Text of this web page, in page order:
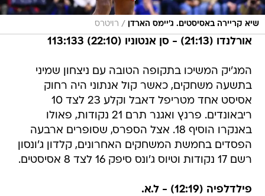
שיא קריירה באסיסטים. ג'יימס הארדן / רויטרס
אורלנדו (21:13) - סן אנטוניו (22:10) 113:133
המג'יק המשיכו בתקופה הטובה עם ניצחון שמיני
בתשעה משחקים, כאשר קול אנתוני היה רחוק
אסיסט אחד מטריפל דאבל וקלע 23 לצד 10
ריבאונדים. פרנץ ואגנר תרם 21 נקודות, פאולו
באנקרו הוסיף 18. אצל הספרס, שסופרים ארבעה
הפסדים בחמשת המשחקים האחרונים, קלדון ג'ונסון
רשם 17 נקודות וטיוס ג'ונס סיפק 16 לצד 8 אסיסטים.
פילדלפיה (12:19) - ל.א.